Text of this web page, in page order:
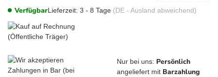
VerfügbarLieferzeit: 3 - 8 Tage (DE - Ausland abweichend)
Nur bei uns: Persönlich
angeliefert mit Barzahlung